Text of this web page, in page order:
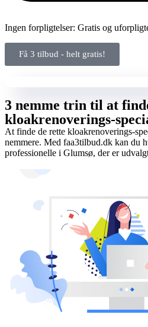
Ingen forpligtelser: Gratis og
Få 3 tilbud - helt gratis!
3 nemme trin til at
kloakrenoverings-
At finde de rette kloakrenoverings-
nemmere. Med faa3tilbud.dk kan du
professionelle i Glumsø, der er